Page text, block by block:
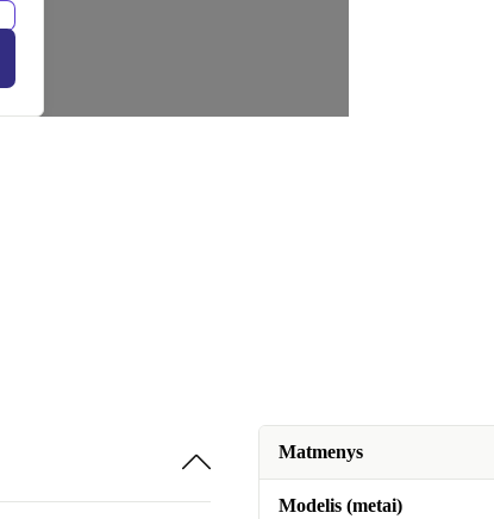
Matmenys
Modelis (metai)